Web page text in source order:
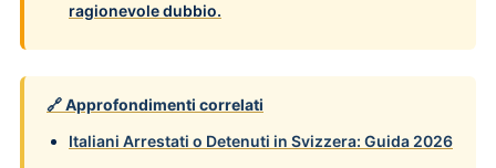
ragionevole dubbio.
🔗 Approfondimenti correlati
Italiani Arrestati o Detenuti in Svizzera: Guida 2026